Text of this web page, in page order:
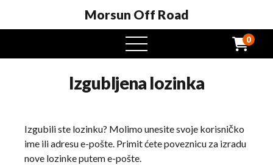
Morsun Off Road
Otvoreni
izbornik
0
Izgubljena lozinka
Izgubili ste lozinku? Molimo unesite svoje korisničko
ime ili adresu e-pošte. Primit ćete poveznicu za izradu
nove lozinke putem e-pošte.